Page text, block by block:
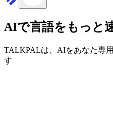
AIで言語をもっと
TALKPALは、AIをあなた専
す